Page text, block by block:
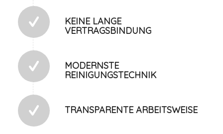
KEINE LANGE
VERTRAGSBINDUNG
MODERNSTE
REINIGUNGSTECHNIK
TRANSPARENTE ARBEITSWEISE